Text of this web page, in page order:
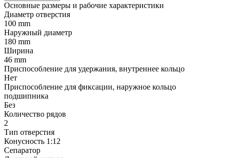
Основные размеры и рабочие характеристики
Диаметр отверстия
100 mm
Наружный диаметр
180 mm
Ширина
46 mm
Приспособление для удержания, внутреннее кольцо
Нет
Приспособление для фиксации, наружное кольцо
подшипника
Без
Количество рядов
2
Тип отверстия
Конусность 1:12
Сепаратор